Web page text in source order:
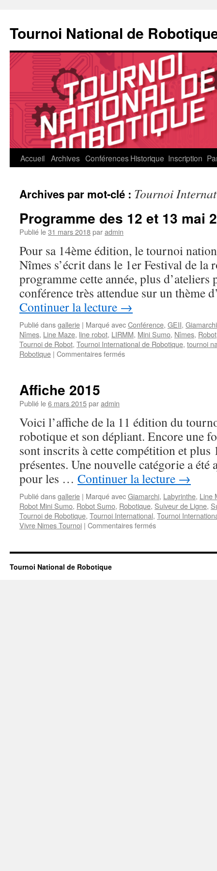
contenu
Tournoi National de
Accueil Archives Conférences Historique Inscription
Archives par mot-clé : Tournoi
Programme des 12 et 13 mai
Publié le31 mars 2018paradmin
Pour sa 14ème édition, le tournoi
Nîmes s’écrit dans le 1er Festival de la
programme cette année, plus d’ateliers
conférence très attendue sur un thème
Continuer la lecture →
Publié dansgallerie | Marqué avecConférence, GEII, Giamarchi
Nîmes, Line Maze, line robot, LIRMM, Mini Sumo, Nîmes, Robot
Tournoi de Robot, Tournoi International de Robotique, tournoi
Robotique | Commentaires ferméssur
2018
Affiche 2015
Publié le6 mars 2015paradmin
Voici l’affiche de la 11 édition du
robotique et son dépliant. Encore une
sont inscrits à cette compétition et plus
présentes. Une nouvelle catégorie a été
pour les … Continuer la lecture →
Publié dansgallerie | Marqué avecGiamarchi, Labyrinthe, Line
Robot Mini Sumo, Robot Sumo, Robotique, Suiveur de Ligne,
Tournoi de Robotique, Tournoi International, Tournoi
Vivre Nimes Tournoi | Commentaires ferméssur
Tournoi National de Robotique